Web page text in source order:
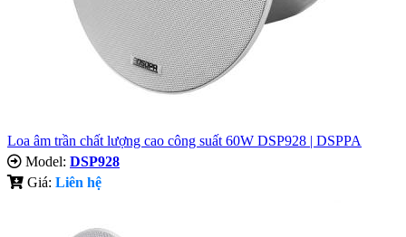
Loa âm trần chất lượng cao công suất 60W DSP928 | DSPPA
Model: DSP928
Giá: Liên hệ